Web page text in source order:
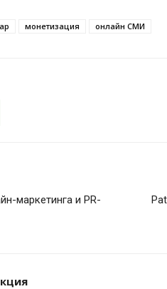
монетизация онлайн СМИ
маркетинга и PR-